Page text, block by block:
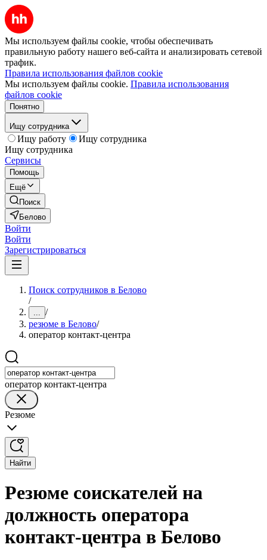
Мы используем файлы cookie, чтобы обеспечивать
правильную работу нашего веб-сайта и анализировать сетевой
трафик.
Правила использования файлов cookie
Мы используем файлы cookie. Правила использования
файлов cookie
Понятно
Ищу сотрудника
Ищу работу
Ищу сотрудника
Ищу сотрудника
Сервисы
Помощь
Ещё
Поиск
Белово
Войти
Войти
Зарегистрироваться
Поиск сотрудников в Белово
/
... /
резюме в Белово/
оператор контакт-центра
оператор контакт-центра
Резюме
Найти
Резюме соискателей на
должность оператора
контакт-центра в Белово